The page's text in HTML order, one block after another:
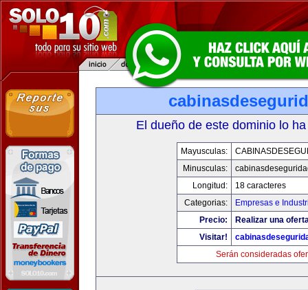
El dueño de este dominio lo
Mayusculas:
Minusculas:
Longitud:
18 caracteres
Categorias:
Empresas e
Precio:
Realizar una
Visitar!
Serán consideradas